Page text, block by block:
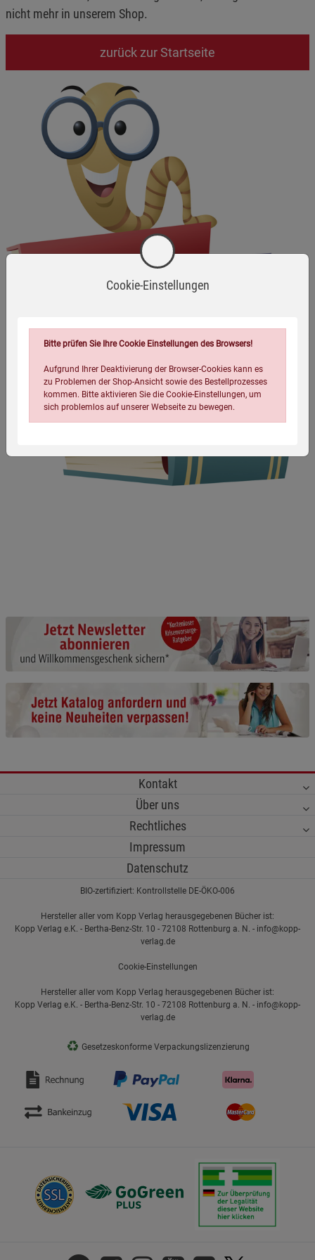
nicht mehr in unserem Shop.
zurück zur Startseite
Kontakt
Über uns
Rechtliches
Impressum
Datenschutz
BIO-zertifiziert: Kontrollstelle DE-ÖKO-006
Hersteller aller vom Kopp Verlag herausgegebenen Bücher ist:
Kopp Verlag e.K. - Bertha-Benz-Str. 10 - 72108 Rottenburg a. N. - info@kopp-
verlag.de
Cookie-Einstellungen
Hersteller aller vom Kopp Verlag herausgegebenen Bücher ist:
Kopp Verlag e.K. - Bertha-Benz-Str. 10 - 72108 Rottenburg a. N. - info@kopp-
verlag.de
♻ Gesetzeskonforme Verpackungslizenzierung
Cookie-Einstellungen
Bitte prüfen Sie Ihre Cookie Einstellungen des Browsers!
Aufgrund Ihrer Deaktivierung der Browser-Cookies kann es
zu Problemen der Shop-Ansicht sowie des Bestellprozesses
kommen. Bitte aktivieren Sie die Cookie-Einstellungen, um
sich problemlos auf unserer Webseite zu bewegen.
Notwendige Cookies (5)
Beschreibung Notwendige Cookies
Cookie-Informationen anzeigen
Statistik Cookies (1) Statistik Cookies
Beschreibung Statistik Cookies
Marketing Cookies (3) Marketing Cookies
Beschreibung Marketing Cookies
Cookie-Informationenanzeigen
Datenschutzerklärung